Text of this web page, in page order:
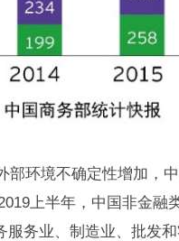
部环境不确定性增加，
上半年，中国非金融
服务业、制造业、批发